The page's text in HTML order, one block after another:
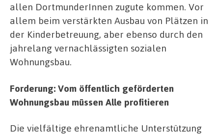
allen DortmunderInnen zugute kommen. Vor
allem beim verstärkten Ausbau von Plätzen in
der Kinderbetreuung, aber ebenso durch den
jahrelang vernachlässigten sozialen
Wohnungsbau.
Forderung: Vom öffentlich geförderten
Wohnungsbau müssen Alle profitieren
Die vielfältige ehrenamtliche Unterstützung